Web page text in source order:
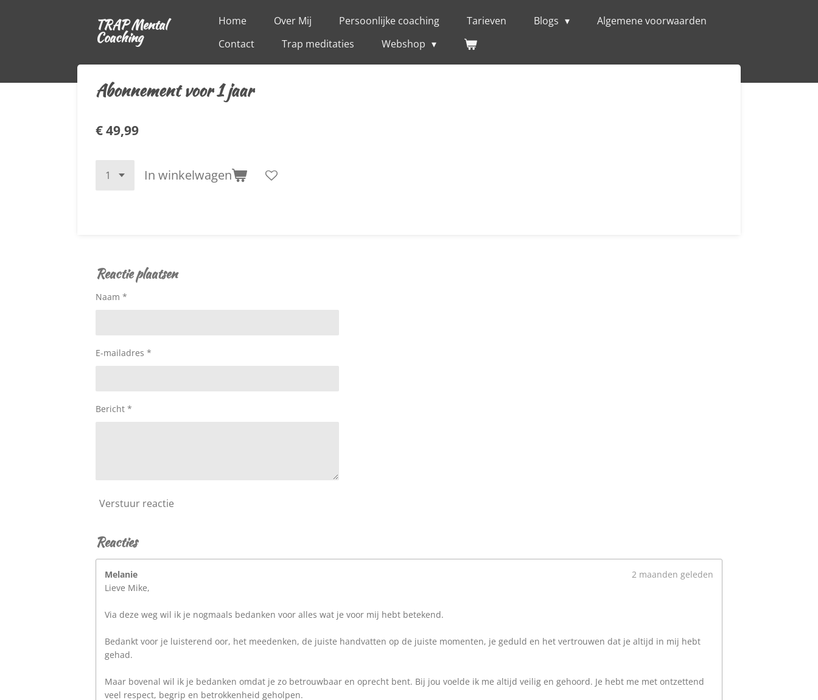
TRAP Mental
Coaching
Home Over Mij Persoonlijke coaching Tarieven Blogs
Algemene voorwaarden
Contact
Trap meditaties Webshop
Abonnement voor 1 jaar
€ 49,99
In winkelwagen
Reactie plaatsen
Naam *
E-mailadres *
Bericht *
Verstuur reactie
Reacties
Melanie
2 maanden geleden
Lieve Mike,
Via deze weg wil ik je nogmaals bedanken voor alles wat je voor mij hebt betekend.
Bedankt voor je luisterend oor, het meedenken, de juiste handvatten op de juiste momenten, je geduld en het vertrouwen dat je altijd in mij hebt
gehad.
Maar bovenal wil ik je bedanken omdat je zo betrouwbaar en oprecht bent. Bij jou voelde ik me altijd veilig en gehoord. Je hebt me met ontzettend
veel respect, begrip en betrokkenheid geholpen.